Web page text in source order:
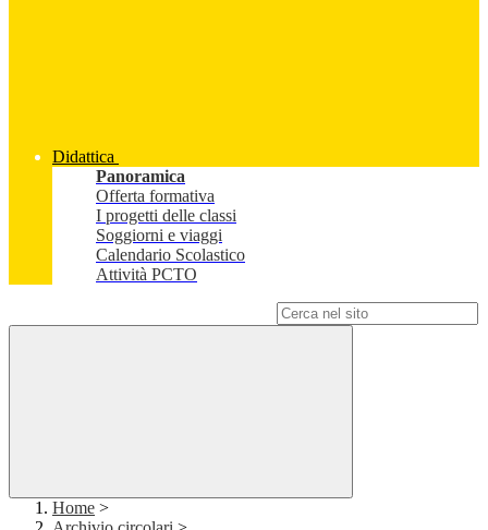
Didattica
Panoramica
Offerta formativa
I progetti delle classi
Soggiorni e viaggi
Calendario Scolastico
Attività PCTO
Home >